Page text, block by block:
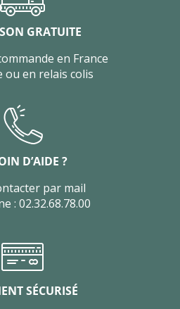
GRATUITE
en France
ou en relais colis
D’AIDE ?
par mail
: 02.32.68.78.00
SÉCURISÉ